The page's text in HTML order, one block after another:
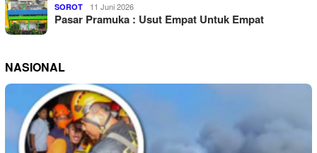
SOROT 11 Juni 2026
Pasar Pramuka : Usut Empat Untuk Empat
NASIONAL